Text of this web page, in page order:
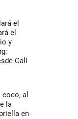
el
el
y
Cali
coco, al
la
en